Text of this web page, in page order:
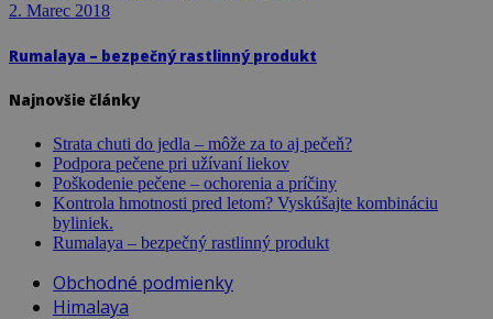
2. Marec 2018
Rumalaya – bezpečný rastlinný produkt
Najnovšie články
Strata chuti do jedla – môže za to aj pečeň?
Podpora pečene pri užívaní liekov
Poškodenie pečene – ochorenia a príčiny
Kontrola hmotnosti pred letom? Vyskúšajte kombináciu
byliniek.
Rumalaya – bezpečný rastlinný produkt
Obchodné podmienky
Himalaya